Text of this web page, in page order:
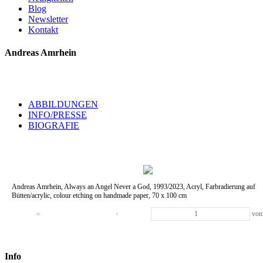
Blog
Newsletter
Kontakt
Andreas Amrhein
ABBILDUNGEN
INFO/PRESSE
BIOGRAFIE
Andreas Amrhein, Always an Angel Never a God, 1993/2023, Acryl, Farbradierung auf
Bütten/acrylic, colour etching on handmade paper, 70 x 100 cm
« ‹ von
Info